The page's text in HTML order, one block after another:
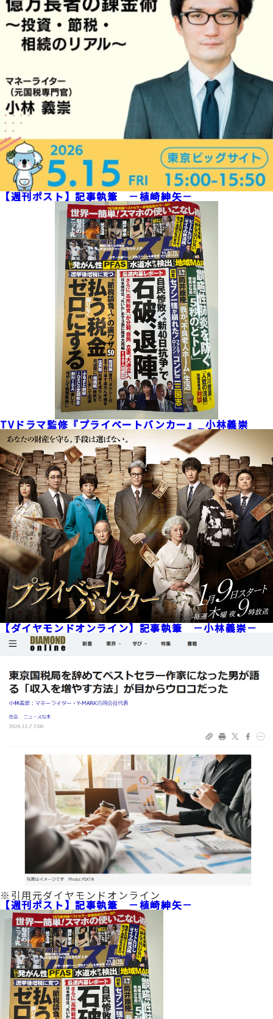
【週刊ポスト】記事執筆 －植崎紳矢－
TVドラマ監修『プライベートバンカー』_小林義崇
【ダイヤモンドオンライン】記事執筆 －小林義崇－
※引用元ダイヤモンドオンライン
【週刊ポスト】記事執筆 －植崎紳矢－